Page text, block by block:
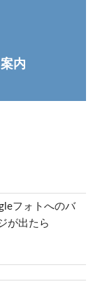
内
フォトへのバ
が出たら